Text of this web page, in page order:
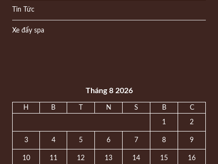
Tin Tức
Xe đẩy spa
Tháng 8 2026
H B N S B C
1 2
3 4 5 6 7 8 9
10 11 12 13 14 15 16